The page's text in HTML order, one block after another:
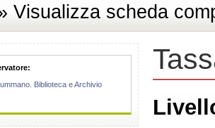
Visualizza scheda
Biblioteca e Archivio